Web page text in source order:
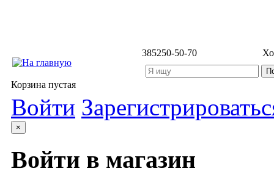
385250-50-70
Корзина пустая
Войти
×
Войти в магазин